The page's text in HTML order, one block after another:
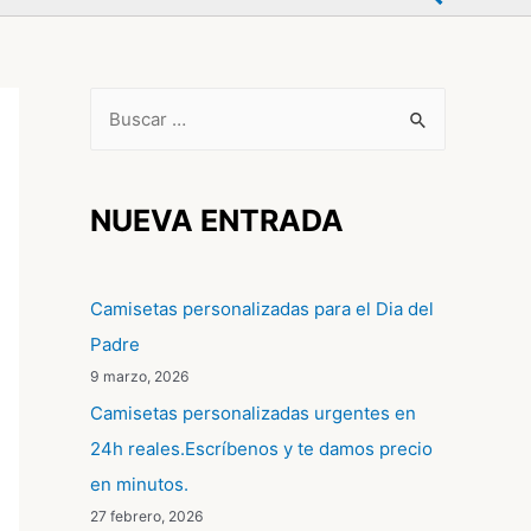
c
p
o
r
:
NUEVA ENTRADA
Camisetas personalizadas para el Dia del
Padre
9 marzo, 2026
Camisetas personalizadas urgentes en
24h reales.Escríbenos y te damos precio
en minutos.
27 febrero, 2026